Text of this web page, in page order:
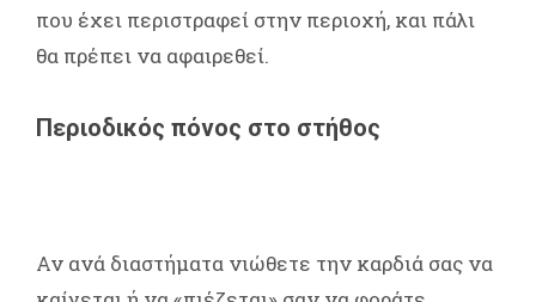
που έχει περιστραφεί στην περιοχή, και πάλι
θα πρέπει να αφαιρεθεί.
Περιοδικός πόνος στο στήθος
Αν ανά διαστήματα νιώθετε την καρδιά σας να